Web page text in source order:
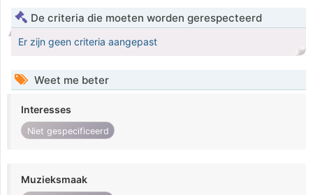
De criteria die moeten worden gerespecteerd
Er zijn geen criteria aangepast
Weet me beter
Interesses
Niet gespecificeerd
Muzieksmaak